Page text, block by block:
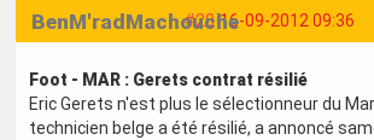
#20 16-09-2012 09:36
BenM'radMachouche
Foot - MAR : Gerets contrat résilié
Eric Gerets n'est plus le sélectionneur du
technicien belge a été résilié, a annoncé